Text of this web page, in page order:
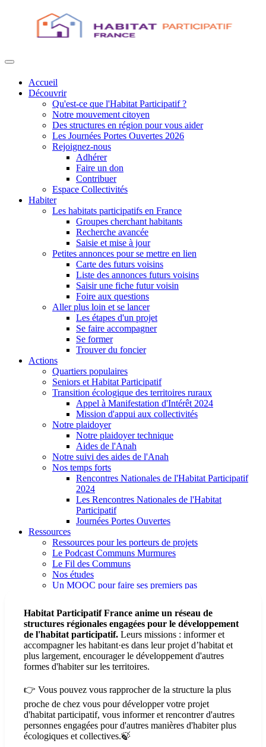
Accueil
Découvrir
Qu'est-ce que l'Habitat Participatif ?
Notre mouvement citoyen
Des structures en région pour vous aider
Les Journées Portes Ouvertes 2026
Rejoignez-nous
Adhérer
Faire un don
Contribuer
Espace Collectivités
Habiter
Les habitats participatifs en France
Groupes cherchant habitants
Recherche avancée
Saisie et mise à jour
Petites annonces pour se mettre en lien
Carte des futurs voisins
Liste des annonces futurs voisins
Saisir une fiche futur voisin
Foire aux questions
Aller plus loin et se lancer
Les étapes d'un projet
Se faire accompagner
Se former
Trouver du foncier
Actions
Quartiers populaires
Seniors et Habitat Participatif
Transition écologique des territoires ruraux
Appel à Manifestation d'Intérêt 2024
Mission d'appui aux collectivités
Notre plaidoyer
Notre plaidoyer technique
Aides de l'Anah
Notre suivi des aides de l'Anah
Nos temps forts
Rencontres Nationales de l'Habitat Participatif
2024
Les Rencontres Nationales de l'Habitat
Participatif
Journées Portes Ouvertes
Ressources
Ressources pour les porteurs de projets
Le Podcast Communs Murmures
Le Fil des Communs
Nos études
Un MOOC pour faire ses premiers pas
Doc partagé refonte site
Adhérer
Se connecter
Habitat Participatif France anime un réseau de
structures régionales engagées pour le développement
de l'habitat participatif. Leurs missions : informer et
accompagner les habitant·es dans leur projet d’habitat et
plus largement, encourager le développement d'autres
formes d'habiter sur les territoires.
👉 Vous pouvez vous rapprocher de la structure la plus
proche de chez vous pour développer votre projet
d'habitat participatif, vous informer et rencontrer d'autres
personnes engagées pour d'autres manières d'habiter plus
écologiques et collectives.🍃